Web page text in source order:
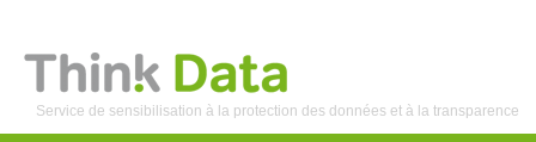
Service de sensibilisation à la protection des données et à la transparence